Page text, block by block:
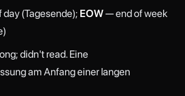
(Tagesende); EOW— end of week
didn't read. Eine
am Anfang einer langen